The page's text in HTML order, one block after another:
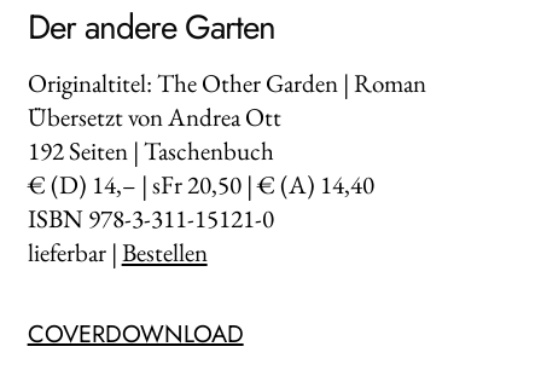
Der andere Garten
Originaltitel: The Other Garden | Roman
Übersetzt von Andrea Ott
192Seiten | Taschenbuch
€ (D) 14,– | sFr 20,50 | € (A) 14,40
ISBN 978-3-311-15121-0
lieferbar |Bestellen
COVERDOWNLOAD